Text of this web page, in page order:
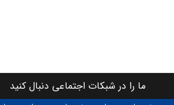
ما را در شبکات اجتماعی دنبال کنید